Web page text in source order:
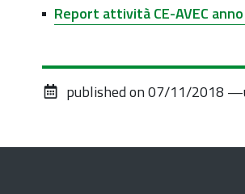
Report attività CE-AVEC
published on07/11/2018 —